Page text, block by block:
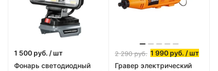
1 500 руб. / шт
Фонарь светодиодный
2 290руб. 1 990 руб. / шт
Гравер электрический